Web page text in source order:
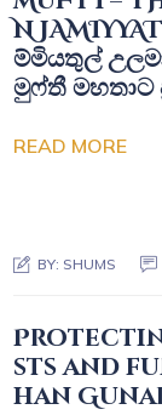
N
ම්මියතුල්
මුෆ්තී මහතාට
READ MORE
BY: SHUMS
sts and
han